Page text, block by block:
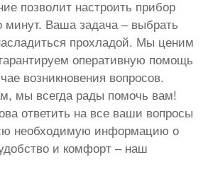
позволит настроить прибор
минут. Ваша задача – выбрать
прохладой. Мы ценим
оперативную помощь
возникновения вопросов.
мы всегда рады помочь вам!
ответить на все ваши вопросы
необходимую информацию о
и комфорт – наш